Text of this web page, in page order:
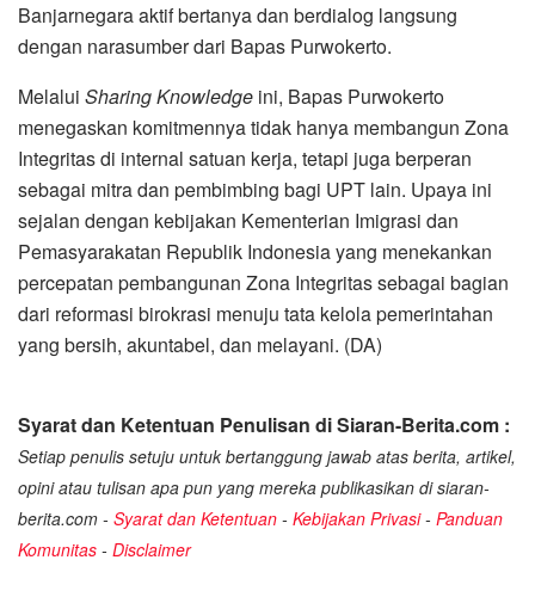
Banjarnegara aktif bertanya dan berdialog langsung
dengan narasumber dari Bapas Purwokerto.
Melalui Sharing Knowledge ini, Bapas Purwokerto
menegaskan komitmennya tidak hanya membangun Zona
Integritas di internal satuan kerja, tetapi juga berperan
sebagai mitra dan pembimbing bagi UPT lain. Upaya ini
sejalan dengan kebijakan Kementerian Imigrasi dan
Pemasyarakatan Republik Indonesia yang menekankan
percepatan pembangunan Zona Integritas sebagai bagian
dari reformasi birokrasi menuju tata kelola pemerintahan
yang bersih, akuntabel, dan melayani. (DA)
Syarat dan Ketentuan Penulisan di Siaran-Berita.com :
Setiap penulis setuju untuk bertanggung jawab atas berita, artikel,
opini atau tulisan apa pun yang mereka publikasikan di siaran-
berita.com - Syarat dan Ketentuan - Kebijakan Privasi- Panduan
Komunitas - Disclaimer